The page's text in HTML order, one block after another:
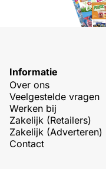
Informatie
Over ons
Veelgestelde vragen
Werken bij
Zakelijk (Retailers)
Zakelijk (Adverteren)
Contact